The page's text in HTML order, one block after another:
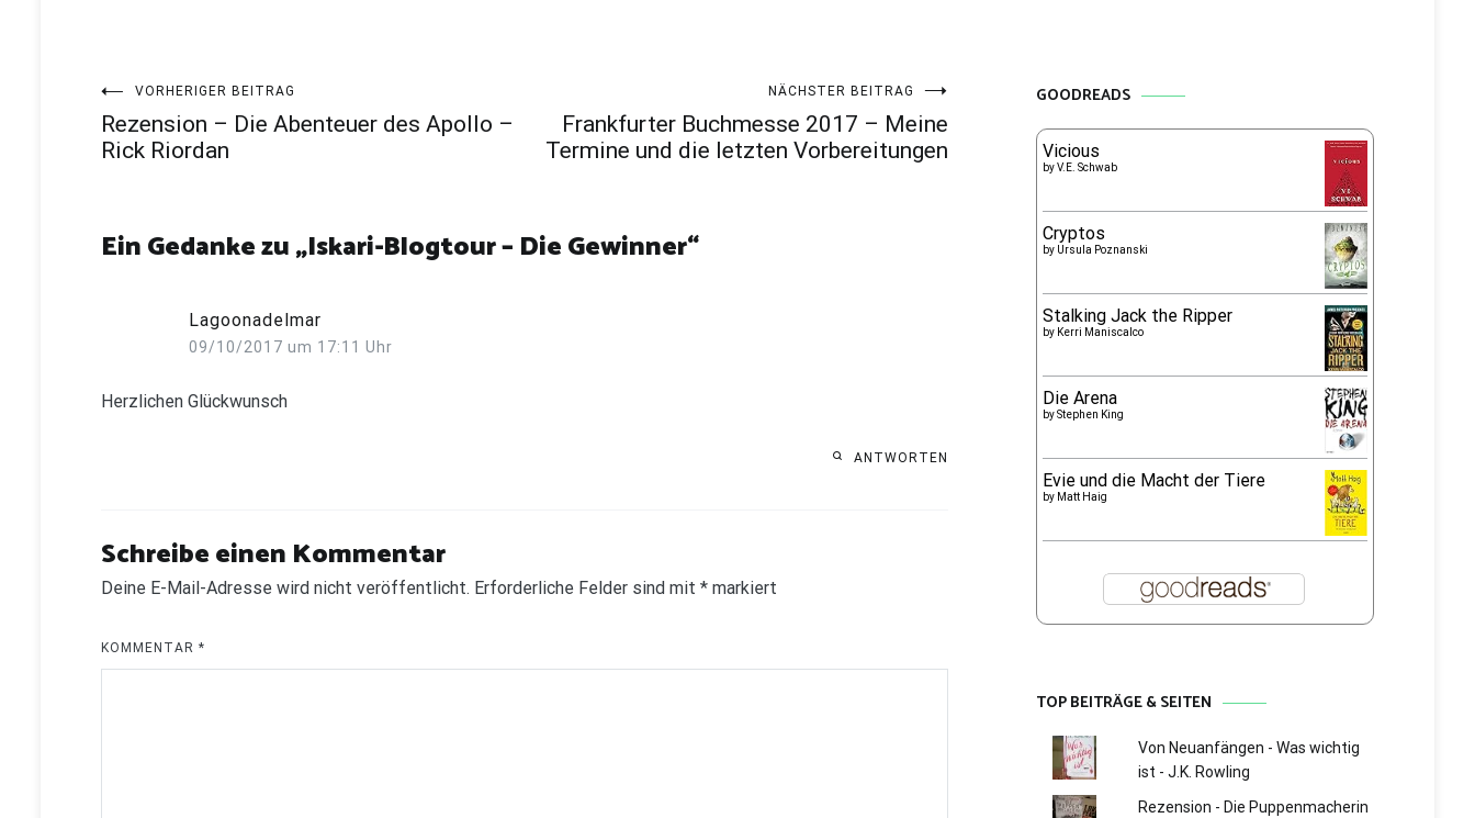
Beitragsnavigation
VORHERIGER BEITRAG
Rezension – Die Abenteuer des Apollo –
Rick Riordan
NÄCHSTER BEITRAG
Frankfurter Buchmesse 2017 – Meine
Termine und die letzten Vorbereitungen
Ein Gedanke zu „Iskari-Blogtour – Die Gewinner“
Lagoonadelmar
09/10/2017 um 17:11 Uhr
Herzlichen Glückwunsch
ANTWORTEN
Schreibe einen Kommentar
Deine E-Mail-Adresse wird nicht veröffentlicht. Erforderliche Felder sind mit * markiert
KOMMENTAR *
GOODREADS
Vicious
byV.E. Schwab
Cryptos
by Ursula Poznanski
Stalking Jack the Ripper
by Kerri Maniscalco
Die Arena
byStephen King
Evie und die Macht der Tiere
by Matt Haig
TOP BEITRÄGE & SEITEN
Von Neuanfängen - Was wichtig
ist - J.K. Rowling
Rezension - Die Puppenmacherin